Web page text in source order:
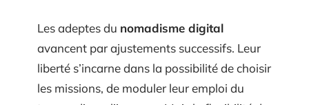
Les adeptes du nomadisme digital
avancent par ajustements successifs. Leur
liberté s’incarne dans la possibilité de choisir
les missions, de moduler leur emploi du